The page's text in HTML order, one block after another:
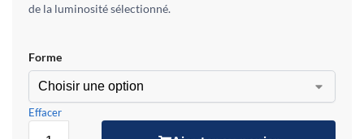
de la luminosité sélectionné.
Forme
Effacer